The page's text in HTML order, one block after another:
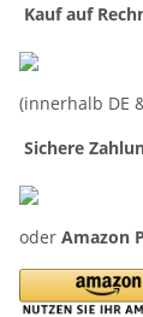
Kauf auf
(innerhalb DE
Sichere
oder Amazon